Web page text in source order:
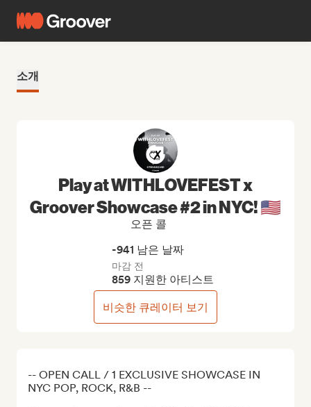
소개
-- OPEN CALL / 1 EXCLUSIVE SHOWCASE IN
NYC POP, ROCK, R&B --
Play at WITHLOVEFEST x
Groover Showcase #2 in NYC! 🇺🇸
오픈 콜
-941 남은 날짜
마감 전
859 지원한 아티스트
비슷한 큐레이터 보기